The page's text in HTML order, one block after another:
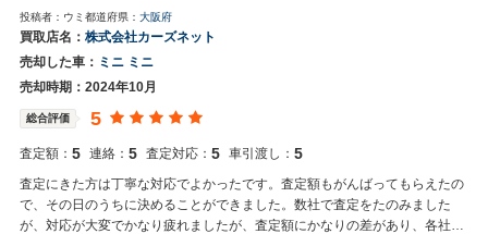
投稿者：ウミ 都道府県： 大阪府
買取店名： 株式会社カーズネット
売却した車： ミニ ミニ
売却時期：2024年10月
総合評価 5
査定額： 5 連絡： 5 査定対応： 5 車引渡し： 5
査定にきた方は丁寧な対応でよかったです。査定額もがんばってもらえたの
で、その日のうちに決めることができました。数社で査定をたのみました
が、対応が大変でかなり疲れましたが、査定額にかなりの差があり、各社評